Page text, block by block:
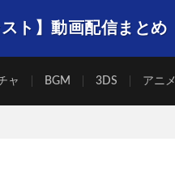
ト】動画配信まとめ
ャ BGM 3DS アニメ